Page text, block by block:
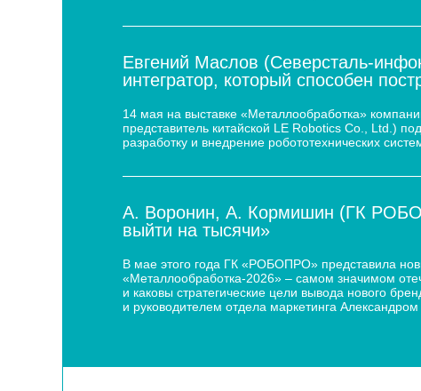
Евгений Маслов (Северсталь-
интегратор, который способен
14 мая на выставке «Металлообработка»
представитель китайской LE Robotics Co., Ltd.)
разработку и внедрение робототехнических
А. Воронин, А. Кормишин (ГК
выйти на тысячи»
В мае этого года ГК «РОБОПРО» представила
«Металлообработка-2026» – самом значимом
и каковы стратегические цели вывода нового
и руководителем отдела маркетинга